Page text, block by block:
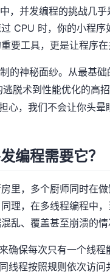
，并发编程的挑战几
CPU 时，你的小程
要工具，更是让程序在
的神秘面纱。从最基础
逃脱术到性能优化的高
心，我们不会让你头
编程需要它？
里，多个厨师同时在
理，在多线程编程中
乱、覆盖甚至崩溃的情
确保每次只有一个线程
线程按照规则依次访问